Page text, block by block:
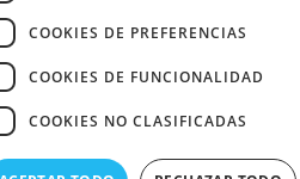
COOKIES DE PREFERENCIAS
COOKIES DE FUNCIONALIDAD
COOKIES NO CLASIFICADAS